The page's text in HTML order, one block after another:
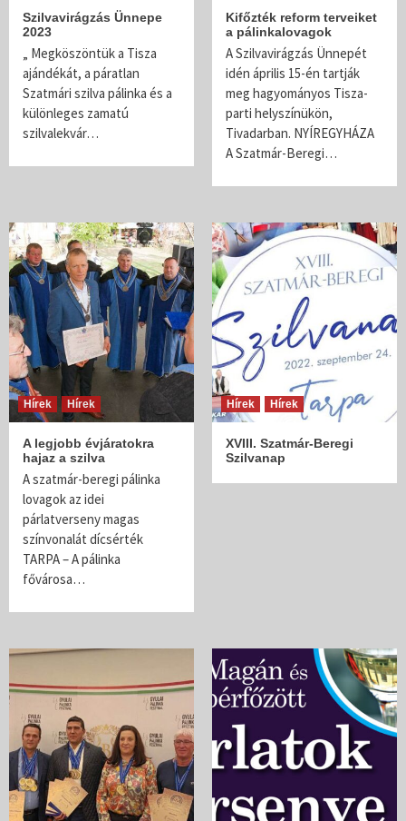
Szilvavirágzás Ünnepe
2023
„ Megköszöntük a Tisza
ajándékát, a páratlan
Szatmári szilva pálinka és a
különleges zamatú
szilvalekvár…
Kifőzték reform terveiket
a pálinkalovagok
A Szilvavirágzás Ünnepét
idén április 15-én tartják
meg hagyományos Tisza-
parti helyszínükön,
Tivadarban. NYÍREGYHÁZA
A Szatmár-Beregi…
Hírek Hírek
A legjobb évjáratokra
hajaz a szilva
A szatmár-beregi pálinka
lovagok az idei
párlatverseny magas
színvonalát dícsérték
TARPA – A pálinka
fővárosa…
Hírek Hírek
XVIII. Szatmár-Beregi
Szilvanap